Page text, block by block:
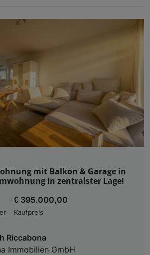
mit Balkon & Garage in
in zentralster Lage!
€ 395.000,00
Kaufpreis
Riccabona
Immobilien GmbH